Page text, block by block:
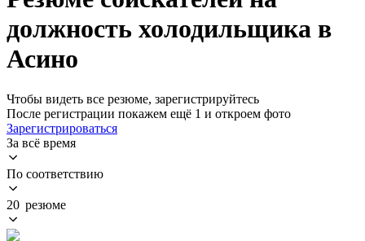
должность холодильщика в
Асино
Чтобы видеть все резюме, зарегистрируйтесь
После регистрации покажем ещё 1 и откроем фото
Зарегистрироваться
За всё время
По соответствию
20 резюме